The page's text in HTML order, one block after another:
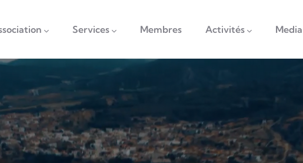
Services Membres Activités Media